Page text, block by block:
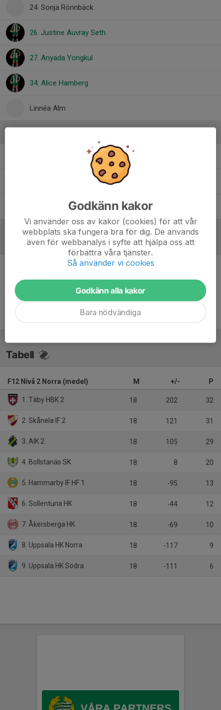
24. Sonja Rönnbäck
26. Justine Auvray Seth
27. Anyada Yongkul
34. Alice Hamberg
Linnéa Alm
Huvudtränare
Tränare
Anastasia De ReLagledare
Referat
Tabell
F12 Nivå 2 Norra (medel) M +/- P
1. Täby HBK 2 18 202 32
2. Skånela IF 2 18 121 31
3. AIK 2 18 105 29
4. Bollstanäs SK 18 8 20
5. Hammarby IF HF 1 18 -95 13
6. Sollentuna HK 18 -44 12
7. Åkersberga HK 18 -69 10
8. Uppsala HK Norra 18 -117 9
9. Uppsala HK Södra 18 -111 6
Godkänn kakor
Vi använder oss av kakor (cookies) för att vår
webbplats ska fungera bra för dig. De används
även för webbanalys i syfte att hjälpa oss att
förbättra våra tjänster.
Så använder vi cookies
Godkänn alla kakor
Bara nödvändiga